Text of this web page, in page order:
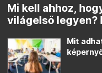
Mi kell ahhoz,
világelső legyen?
Mit